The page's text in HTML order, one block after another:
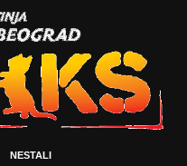
NESTALI